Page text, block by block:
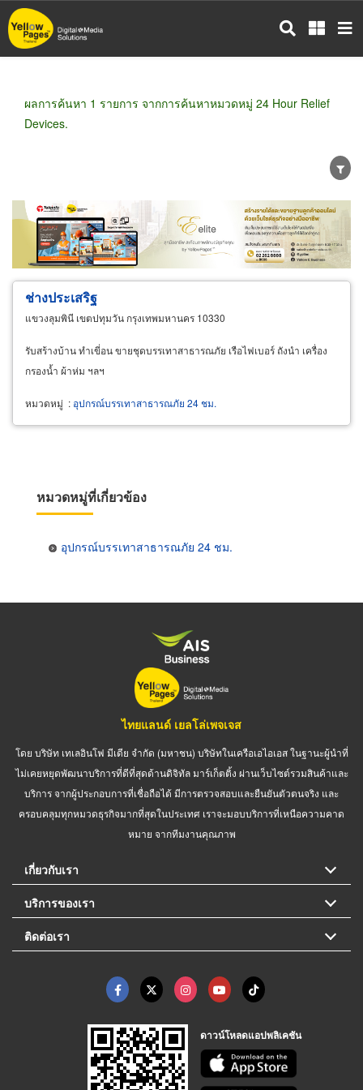
ข้าม
ไป
ผลการค้นหา 1 รายการ จากการค้นหาหมวดหมู่ 24 Hour Relief
Devices.
ขายส่ง ขายปลีก ผู้ผลิต
ตัวแทนจัดจำหน่าย
ผู้ส่งออก/นำเข้า
ธุรกิจบริการ
ช่างประเสริฐ
แขวงลุมพินี เขตปทุมวัน กรุงเทพมหานคร 10330
รับสร้างบ้าน ทำเขี่อน ขายชุดบรรเทาสาธารณภัย เรือไฟเบอร์ ถังนำ เครื่อง
กรองน้ำ ผ้าห่ม ฯลฯ
หมวดหมู่ : อุปกรณ์บรรเทาสาธารณภัย 24 ชม.
หมวดหมู่ที่เกี่ยวข้อง
อุปกรณ์บรรเทาสาธารณภัย 24 ชม.
ไทยแลนด์ เยลโล่เพจเจส
โดย บริษัท เทเลอินโฟ มีเดีย จำกัด (มหาชน) บริษัทในเครือเอไอเอส ในฐานะผู้นำที่
ไม่เคยหยุดพัฒนาบริการที่ดีที่สุดด้านดิจิทัล มาร์เก็ตติ้ง ผ่านเว็บไซต์รวมสินค้าและ
บริการ จากผู้ประกอบการที่เชื่อถือได้ มีการตรวจสอบและยืนยันตัวตนจริง และ
ครอบคลุมทุกหมวดธุรกิจมากที่สุดในประเทศ เราจะมอบบริการที่เหนือความคาด
หมาย จากทีมงานคุณภาพ
เกี่ยวกับเรา
บริการของเรา
ติดต่อเรา
ดาวน์โหลดแอปพลิเคชัน